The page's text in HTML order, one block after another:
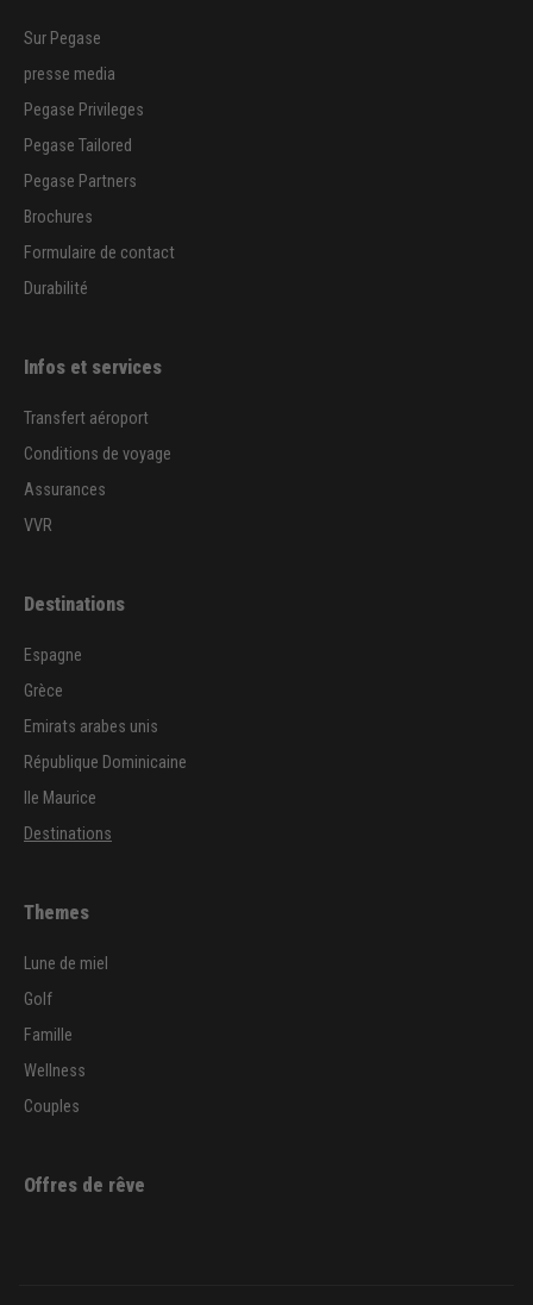
Sur Pegase
presse media
Pegase Privileges
Pegase Tailored
Pegase Partners
Brochures
Formulaire de contact
Durabilité
Infos et services
Transfert aéroport
Conditions de voyage
Assurances
VVR
Destinations
Espagne
Grèce
Emirats arabes unis
République Dominicaine
Ile Maurice
Destinations
Themes
Lune de miel
Golf
Famille
Wellness
Couples
Offres de rêve